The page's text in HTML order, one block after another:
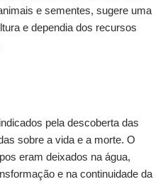
e sementes, sugere uma
e dependia dos recursos
pela descoberta das
sobre a vida e a morte. O
eram deixados na água,
e na continuidade da